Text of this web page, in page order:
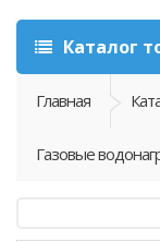
Каталог
Главная
Газовые